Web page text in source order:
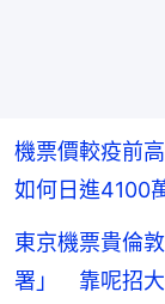
機票價較疫前
如何日進4100
東京機票貴倫
署」 靠呢招